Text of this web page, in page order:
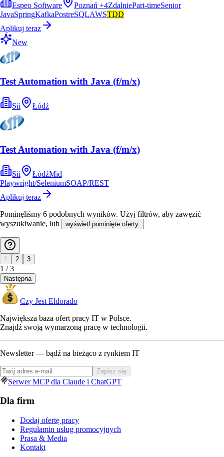
Espeo Software
Poznań +4ZdalniePart-timeSenior
JavaSpringKafkaPostreSQLAWSTDD
Aplikuj teraz
New
Test Automation with Java (f/m/x)
Sii Łódź
Test Automation with Java (f/m/x)
Sii ŁódźMid
Playwright/SeleniumSOAP/REST
Aplikuj teraz
Pominęliśmy 6 podobnych wyników. Użyj filtrów, aby zawęzić
wyszukiwanie, lub
wyświetl pominięte oferty.
1 2 3
1 /3
Następna
Czy Jest Eldorado
Największa baza ofert pracy IT w Polsce.
Znajdź swoją wymarzoną pracę w technologii.
Newsletter — bądź na bieżąco z rynkiem IT
Zapisz się
Serwer MCP dla Claude i ChatGPT
Dla firm
Dodaj ofertę pracy
Regulamin usług promocyjnych
Prasa & Media
Kontakt